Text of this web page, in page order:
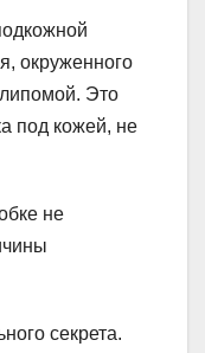
окруженного
Это
под кожей, не
не
секрета.